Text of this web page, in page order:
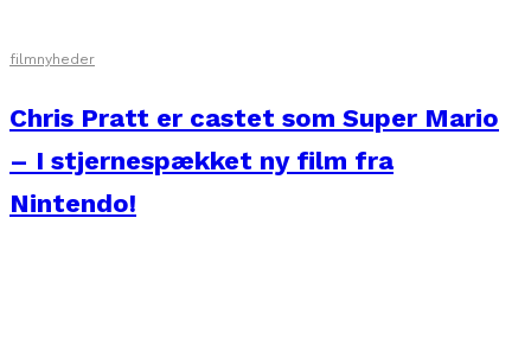
filmnyheder
Chris Pratt er castet som Super Mario
– I stjernespækket ny film fra
Nintendo!